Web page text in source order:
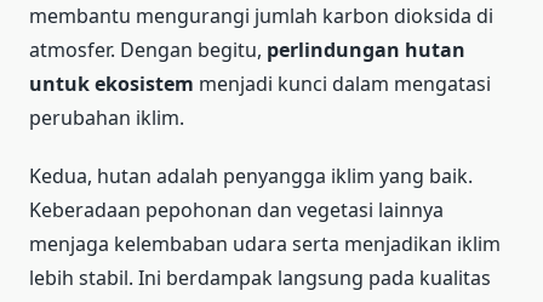
membantu mengurangi jumlah karbon dioksida di
atmosfer. Dengan begitu, perlindungan hutan
untuk ekosistem menjadi kunci dalam mengatasi
perubahan iklim.
Kedua, hutan adalah penyangga iklim yang baik.
Keberadaan pepohonan dan vegetasi lainnya
menjaga kelembaban udara serta menjadikan iklim
lebih stabil. Ini berdampak langsung pada kualitas